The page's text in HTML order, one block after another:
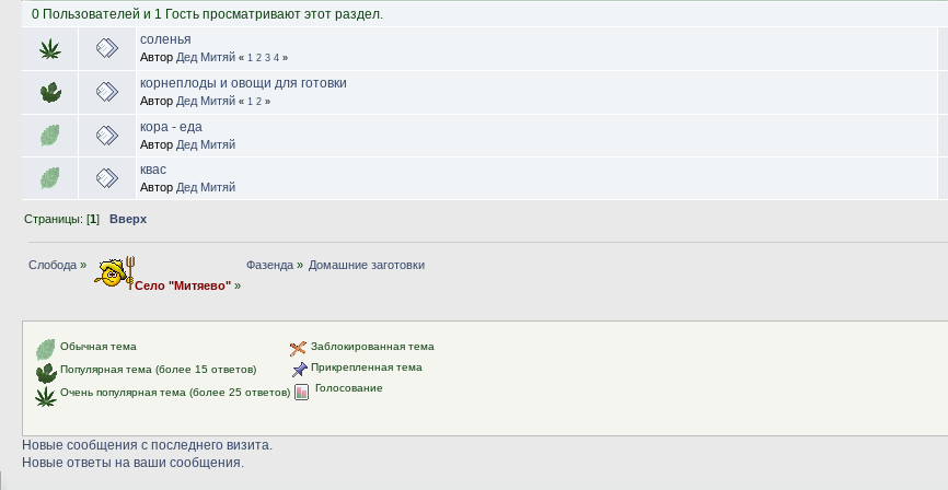
0 Пользователей и 1 Гость просматривают этот раздел.
соленья
Автор Дед Митяй « 1 2 3 4 »
корнеплоды и овощи для готовки
Автор Дед Митяй « 1 2 »
кора - еда
Автор Дед Митяй
квас
Автор Дед Митяй
Страницы: [1]Вверх
Слобода »
Село "Митяево"»
Фазенда» Домашние заготовки
Обычная тема
Популярная тема (более 15 ответов)
Очень популярная тема (более 25 ответов)
Заблокированная тема
Прикрепленная тема
Голосование
Новые сообщения с последнего визита.
Новые ответы на ваши сообщения.